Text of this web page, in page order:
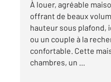
À louer, agréable
offrant de beaux
hauteur sous plafond,
ou un couple à la
confortable. Cette
chambres, un ...